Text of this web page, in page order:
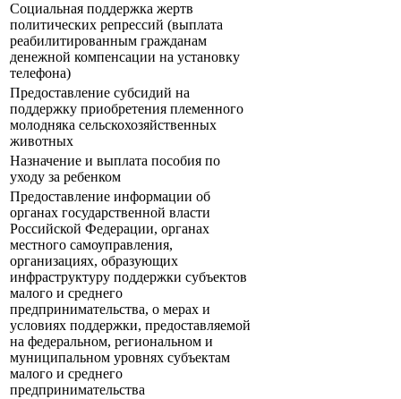
Социальная поддержка жертв
политических репрессий (выплата
реабилитированным гражданам
денежной компенсации на установку
телефона)
Предоставление субсидий на
поддержку приобретения племенного
молодняка сельскохозяйственных
животных
Назначение и выплата пособия по
уходу за ребенком
Предоставление информации об
органах государственной власти
Российской Федерации, органах
местного самоуправления,
организациях, образующих
инфраструктуру поддержки субъектов
малого и среднего
предпринимательства, о мерах и
условиях поддержки, предоставляемой
на федеральном, региональном и
муниципальном уровнях субъектам
малого и среднего
предпринимательства